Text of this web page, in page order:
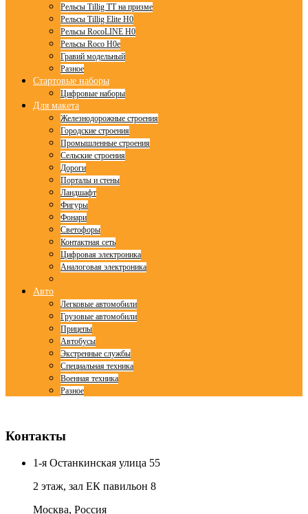
Рельсы Tillig TT на призме
Рельсы Tillig Elite H0
Рельсы RocoLINE H0
Рельсы Roco H0e
Гравий модельный
Разное
Стартовые наборы
Цифровые наборы
Для макета
Железнодорожные строения
Городские строения
Промышленные строения
Сельские строения
Дороги
Порталы и стены
Ландшафт
Фигуры
Фонари
Светофоры
Контактная сеть
Цифровая электроника
Аналоговая электроника
Авто
Легковые автомобили
Грузовые автомобили
Прицепы
Автобусы
Экстренные службы
Специальная техника
Военная техника
Разное
Контакты
1-я Останкинская улица 55
2 этаж, зал ЕК павильон 8
Москва, Россия